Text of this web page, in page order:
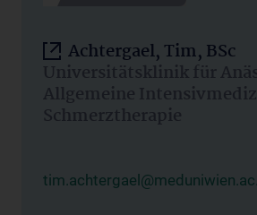
Achtergael, Tim, BSc
Universitätsklinik für
Allgemeine
Schmerztherapie